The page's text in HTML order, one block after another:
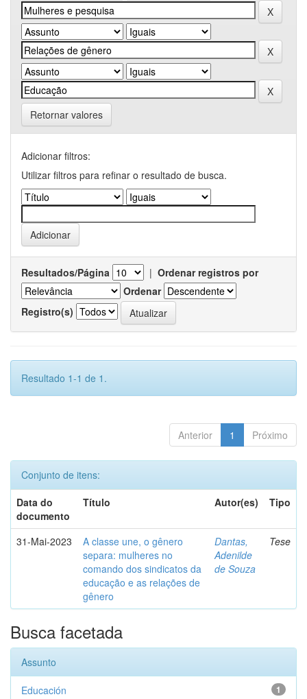
Retornar valores
Adicionar filtros:
Utilizar filtros para refinar o resultado de busca.
Resultados/Página | Ordenar registros por
Ordenar
Registro(s)
Resultado 1-1 de 1.
Anterior 1 Próximo
Conjunto de itens:
Data do
documento
Título Autor(es) Tipo
31-Mai-2023
A classe une, o gênero
separa: mulheres no
comando dos sindicatos da
educação e as relações de
gênero
Dantas,
Adenilde
de Souza
Tese
Busca facetada
Assunto
1
Educación